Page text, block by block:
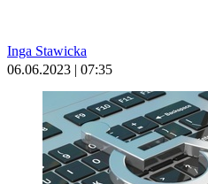
Inga Stawicka
06.06.2023 | 07:35